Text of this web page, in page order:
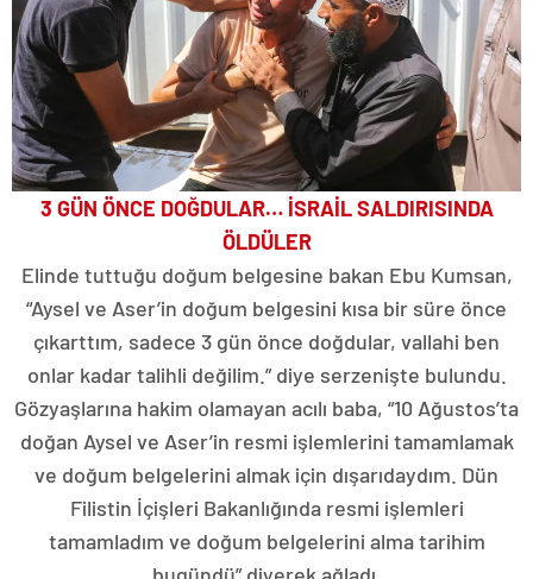
3 GÜN ÖNCE DOĞDULAR… İSRAİL SALDIRISINDA
ÖLDÜLER
Elinde tuttuğu doğum belgesine bakan Ebu Kumsan,
“Aysel ve Aser’in doğum belgesini kısa bir süre önce
çıkarttım, sadece 3 gün önce doğdular, vallahi ben
onlar kadar talihli değilim.” diye serzenişte bulundu.
Gözyaşlarına hakim olamayan acılı baba, “10 Ağustos’ta
doğan Aysel ve Aser’in resmi işlemlerini tamamlamak
ve doğum belgelerini almak için dışarıdaydım. Dün
Filistin İçişleri Bakanlığında resmi işlemleri
tamamladım ve doğum belgelerini alma tarihim